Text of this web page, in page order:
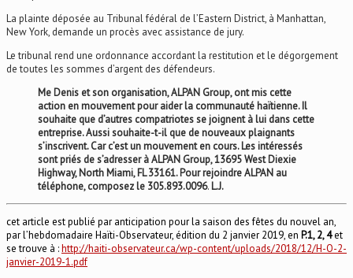
La plainte déposée au Tribunal fédéral de l’Eastern District, à Manhattan,
New York, demande un procès avec assistance de jury.
Le tribunal rend une ordonnance accordant la restitution et le dégorgement
de toutes les sommes d’argent des défendeurs.
Me Denis et son organisation, ALPAN Group, ont mis cette
action en mouvement pour aider la communauté haïtienne. Il
souhaite que d’autres compatriotes se joignent à lui dans cette
entreprise. Aussi souhaite-t-il que de nouveaux plaignants
s’inscrivent. Car c’est un mouvement en cours. Les intéressés
sont priés de s’adresser à ALPAN Group, 13695 West Diexie
Highway, North Miami, FL 33161. Pour rejoindre ALPAN au
téléphone, composez le 305.893.0096. L.J.
cet article est publié par anticipation pour la saison des fêtes du nouvel an,
par l’hebdomadaire Haïti-Observateur, édition du 2 janvier 2019, en P.1, 2, 4et
se trouve à :http://haiti-observateur.ca/wp-content/uploads/2018/12/H-O-2-
janvier-2019-1.pdf